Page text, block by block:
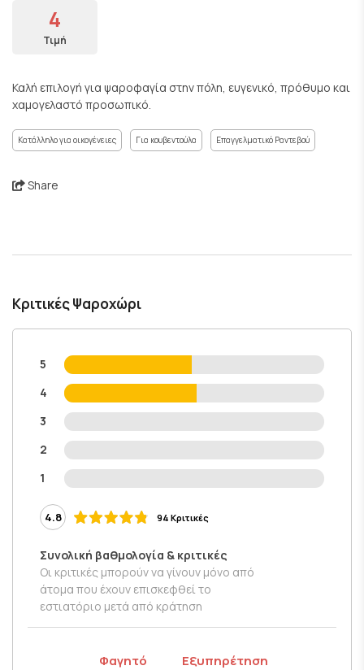
4
Τιμή
Καλή επιλογή για ψαροφαγία στην πόλη, ευγενικό, πρόθυμο και
χαμογελαστό προσωπικό.
Κατάλληλο για οικογένειες Για κουβεντούλα Επαγγελματικό Ραντεβού
Share
Κριτικές Ψαροχώρι
5
4
3
2
1
4.8 94 Κριτικές
Συνολική βαθμολογία & κριτικές
Οι κριτικές μπορούν να γίνουν μόνο από
άτομα που έχουν επισκεφθεί το
εστιατόριο μετά από κράτηση
Φαγητό Εξυπηρέτηση